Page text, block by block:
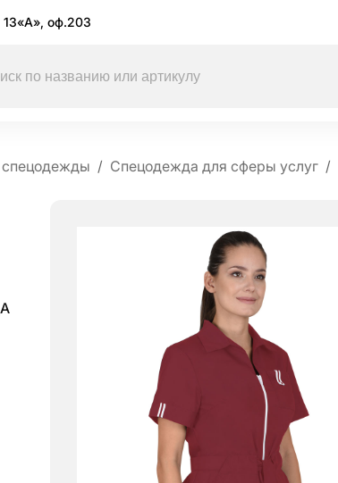
13«А», оф.203
спецодежды Спецодежда для сферы услуг